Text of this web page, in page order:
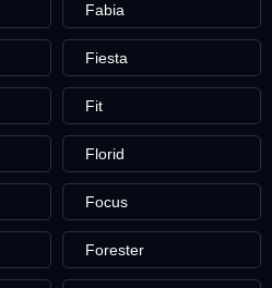
Fabia
Fiesta
Fit
Florid
Focus
Forester